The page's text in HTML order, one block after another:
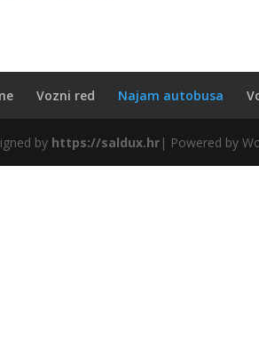
Vozni red Najam autobusa
by https://saldux.hr | Powered by